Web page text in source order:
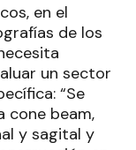
en el
de los
un sector
“Se
cone beam,
y sagital y